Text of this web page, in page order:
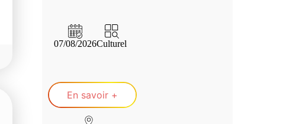
07/08/2026Culturel
En savoir +